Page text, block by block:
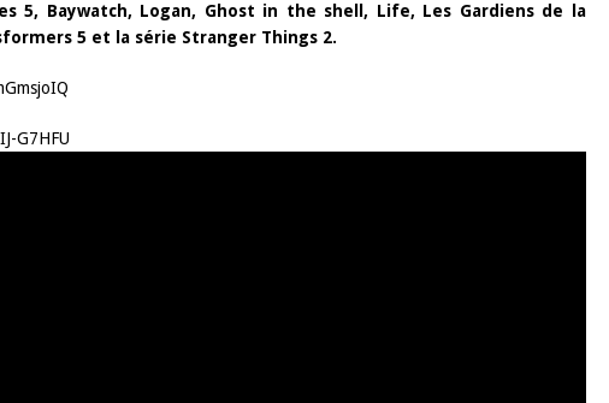
5, Baywatch, Logan, Ghost in the shell, Life, Les Gardiens de la
5 et la série Stranger Things 2.
G7HFU